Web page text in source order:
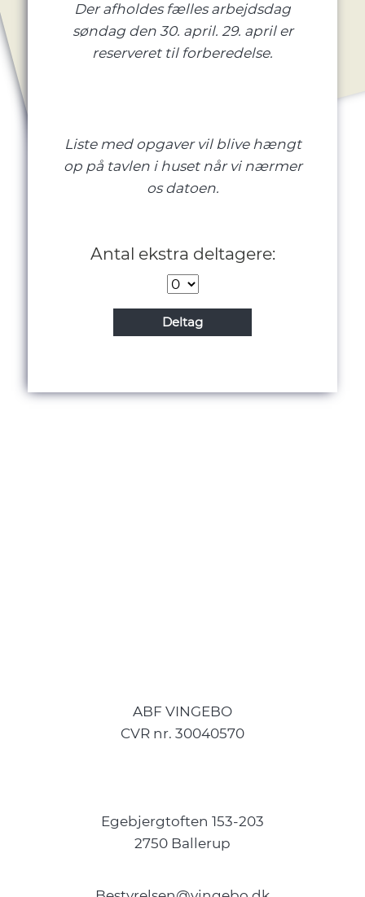
Der afholdes fælles arbejdsdag
søndag den 30. april. 29. april er
reserveret til forberedelse.
Liste med opgaver vil blive hængt
op på tavlen i huset når vi nærmer
os datoen.
Antal ekstra deltagere:
ABF VINGEBO
CVR nr. 30040570
Egebjergtoften 153-203
2750 Ballerup